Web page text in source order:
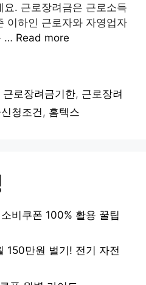
. 근로장려금은 근로소득
이하인 근로자와 자영업자
… Read more
근로장려금기한, 근로장려
청조건 , 홈텍스
비쿠폰 100% 활용 꿀팁
150만원 벌기! 전기 자전